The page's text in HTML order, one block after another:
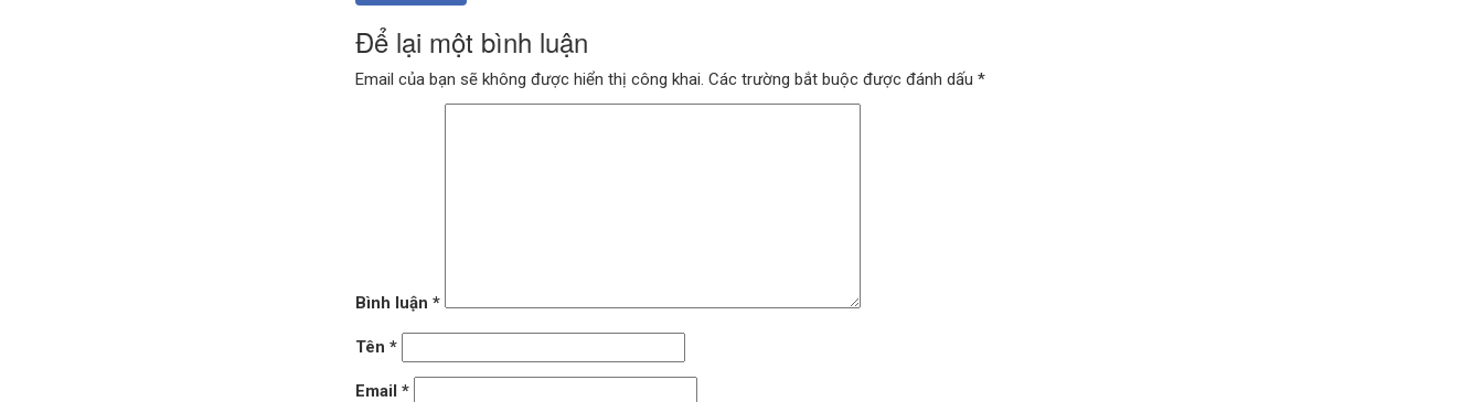
Để lại một bình luận
Email của bạn sẽ không được hiển thị công khai. Các trường bắt buộc được đánh dấu *
Bình luận *
Tên *
Email *